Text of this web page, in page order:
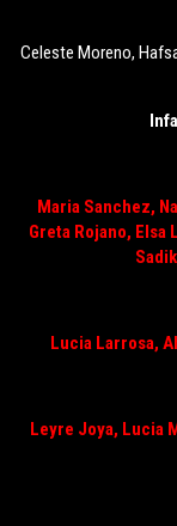
Celeste Moreno,
Maria Sanchez,
Greta Rojano,
Lucia Larrosa,
Leyre Joya, Lucia